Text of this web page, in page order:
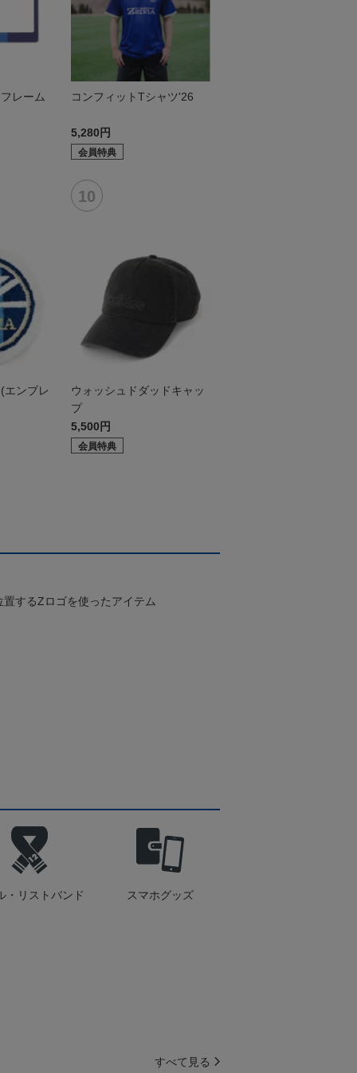
レーム コンフィットTシャツ'26
5,280円
会員特典
エンブレ
ウォッシュドダッドキャッ
プ
5,500円
会員特典
するZロゴを使ったアイテム
・リストバンド スマホグッズ
すべて見る